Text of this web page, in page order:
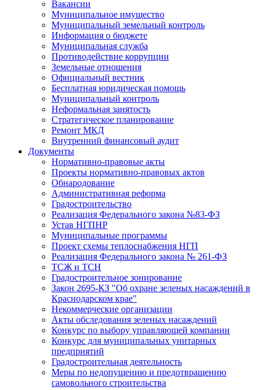
Вакансии
Муниципальное имущество
Муниципальный земельный контроль
Информация о бюджете
Муниципальная служба
Противодействие коррупции
Земельные отношения
Официальный вестник
Бесплатная юридическая помощь
Муниципальный контроль
Неформальная занятость
Стратегическое планирование
Ремонт МКД
Внутренний финансовый аудит
Документы
Нормативно-правовые акты
Проекты нормативно-правовых актов
Обнародование
Административная реформа
Градостроительство
Реализация Федерального закона №83-ФЗ
Устав НГПНР
Муниципальные программы
Проект схемы теплоснабжения НГП
Реализация Федерального закона № 261-ФЗ
ТСЖ и ТСН
Градостроительное зонирование
Закон 2695-КЗ "Об охране зеленых насаждений в
Краснодарском крае"
Некоммерческие организации
Акты обследования зеленых насаждений
Конкурс по выбору управляющей компании
Конкурс для муниципальных унитарных
предприятий
Градостроительная деятельность
Меры по недопущению и предотвращению
самовольного строительства